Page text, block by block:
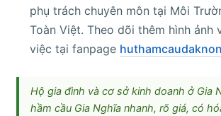
phụ trách chuyên môn tại Môi
Toàn Việt. Theo dõi thêm hình ảnh
việc tại fanpage
Hộ gia đình và cơ sở kinh doanh ở Gia
hầm cầu Gia Nghĩa nhanh, rõ giá, có